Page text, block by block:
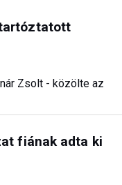
Zsolt - közölte az
fiának adta ki